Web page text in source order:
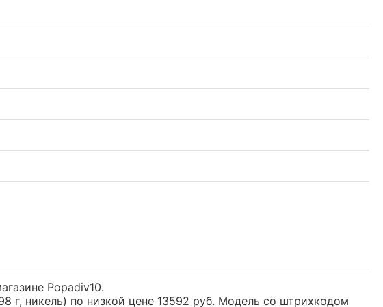
Popadiv10.
г, никель) по низкой цене 13592 руб. Модель со штрихкодом